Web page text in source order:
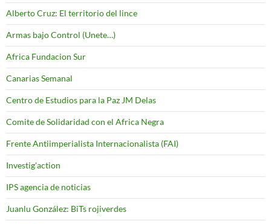
Alberto Cruz: El territorio del lince
Armas bajo Control (Unete…)
Africa Fundacion Sur
Canarias Semanal
Centro de Estudios para la Paz JM Delas
Comite de Solidaridad con el Africa Negra
Frente Antiimperialista Internacionalista (FAI)
Investig'action
IPS agencia de noticias
Juanlu González: BiTs rojiverdes